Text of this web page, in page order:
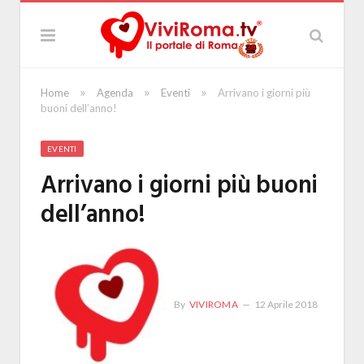
Home » Agenda » Eventi »
Arrivano i giorni più
buoni dell’anno!
EVENTI
Arrivano i giorni più buoni
dell’anno!
By VIVIROMA 12 Aprile 2018